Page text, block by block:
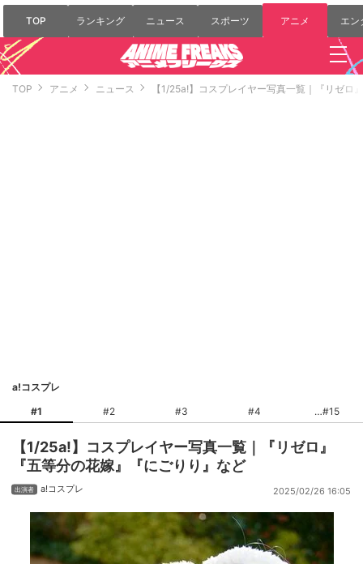
TOP ランキング ニュース スポーツ アニメ エン
TOP アニメ ニュース 【1/25a!】コスプレイヤー写真一覧｜『リゼロ
a!コスプレ
#1
#2 #3 #4 #15
【1/25a!】コスプレイヤー写真一覧｜『リゼロ』
『五等分の花嫁』『にごりり』など
a!コスプレ 2025/02/26 16:05